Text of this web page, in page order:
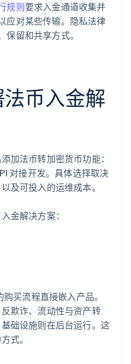
规则要求入金通道收集并
应对某些传输。隐私法律
保留和共享方式。
币入金解
加法币转加密货币功能：
对接开发。具体选择取决
及可投入的运维成本。
金解决方案：
买流程直接嵌入产品。
欺诈、流动性与资产转
础设施则在后台运行。这
式。